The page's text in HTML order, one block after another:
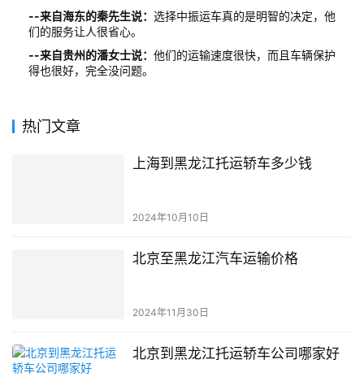
--来自海东的秦先生说： 选择中振运车真的是明智的决定，他
们的服务让人很省心。
--来自贵州的潘女士说： 他们的运输速度很快，而且车辆保护
得也很好，完全没问题。
热门文章
上海到黑龙江托运轿车多少钱
2024年10月10日
北京至黑龙江汽车运输价格
2024年11月30日
北京到黑龙江托运轿车公司哪家好